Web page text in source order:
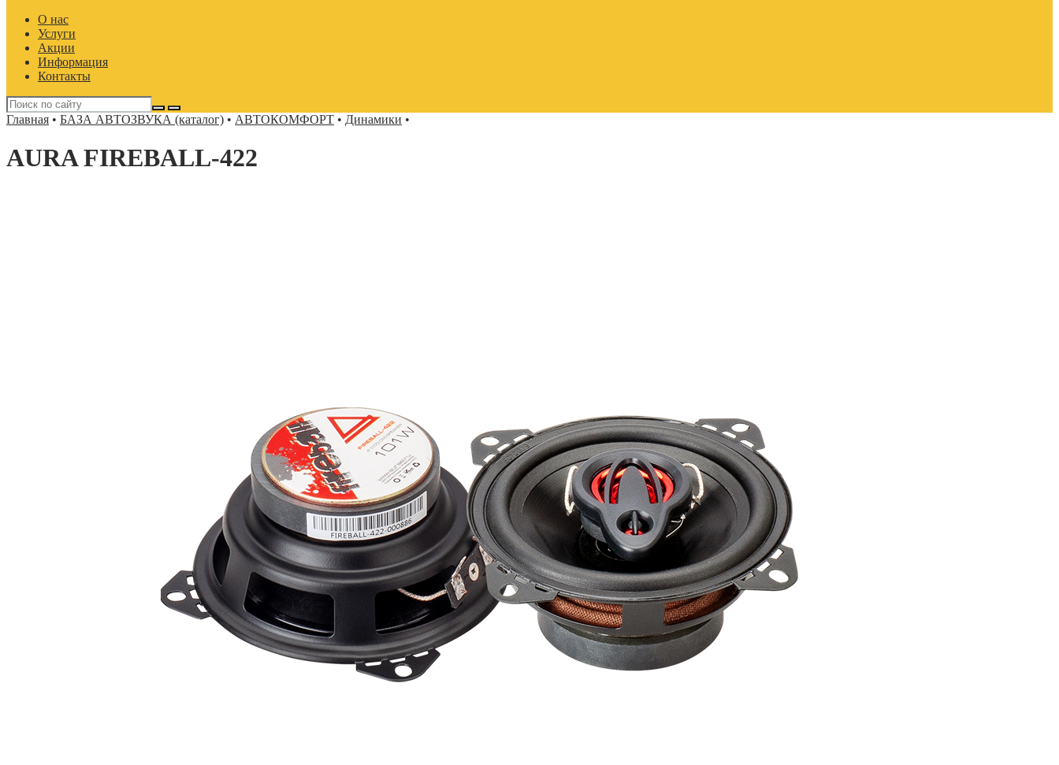
О нас
Услуги
Акции
Информация
Контакты
Главная • БАЗА АВТОЗВУКА (каталог) • АВТОКОМФОРТ • Динамики •
AURA FIREBALL-422